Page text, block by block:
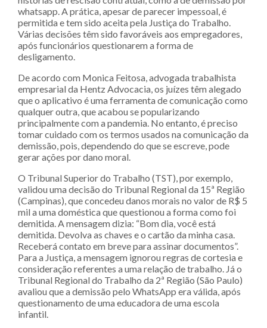
whatsapp. A prática, apesar de parecer impessoal, é
permitida e tem sido aceita pela Justiça do Trabalho.
Várias decisões têm sido favoráveis aos empregadores,
após funcionários questionarem a forma de
desligamento.
De acordo com Monica Feitosa, advogada trabalhista
empresarial da Hentz Advocacia, os juízes têm alegado
que o aplicativo é uma ferramenta de comunicação como
qualquer outra, que acabou se popularizando
principalmente com a pandemia. No entanto, é preciso
tomar cuidado com os termos usados na comunicação da
demissão, pois, dependendo do que se escreve, pode
gerar ações por dano moral.
O Tribunal Superior do Trabalho (TST), por exemplo,
validou uma decisão do Tribunal Regional da 15ª Região
(Campinas), que concedeu danos morais no valor de R$ 5
mil a uma doméstica que questionou a forma como foi
demitida. A mensagem dizia: “Bom dia, você está
demitida. Devolva as chaves e o cartão da minha casa.
Receberá contato em breve para assinar documentos”.
Para a Justiça, a mensagem ignorou regras de cortesia e
consideração referentes a uma relação de trabalho. Já o
Tribunal Regional do Trabalho da 2ª Região (São Paulo)
avaliou que a demissão pelo WhatsApp era válida, após
questionamento de uma educadora de uma escola
infantil.